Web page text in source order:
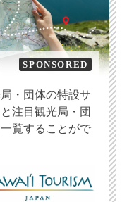
SPONSORED
・団体の特設サ
注目観光局・団
覧することがで